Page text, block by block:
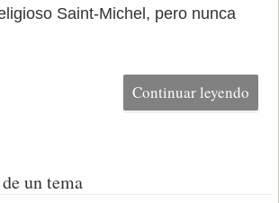
Saint-Michel, pero nunca
Continuar leyendo
un tema